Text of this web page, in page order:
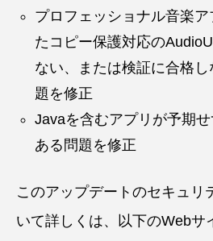
プロフェッショナル音楽
たコピー保護対応の
ない、または検証に合格
題を修正
Javaを含むアプリが予期
ある問題を修正
このアップデートのセキュリ
いて詳しくは、以下のWebサ